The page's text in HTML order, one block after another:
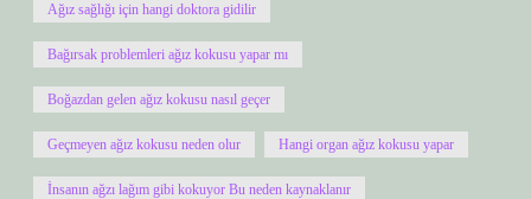
Ağız sağlığı için hangi doktora gidilir
Bağırsak problemleri ağız kokusu yapar mı
Boğazdan gelen ağız kokusu nasıl geçer
Geçmeyen ağız kokusu neden olur Hangi organ ağız kokusu yapar
İnsanın ağzı lağım gibi kokuyor Bu neden kaynaklanır